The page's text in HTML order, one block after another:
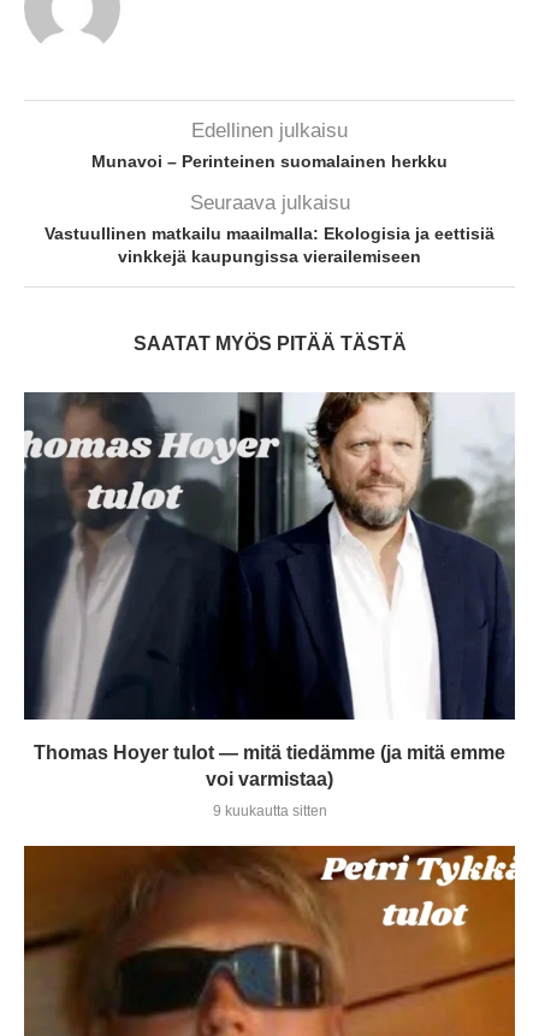
Edellinen julkaisu
Munavoi – Perinteinen suomalainen herkku
Seuraava julkaisu
Vastuullinen matkailu maailmalla: Ekologisia ja eettisiä
vinkkejä kaupungissa vierailemiseen
SAATAT MYÖS PITÄÄ TÄSTÄ
Thomas Hoyer tulot — mitä tiedämme (ja mitä emme
voi varmistaa)
9 kuukautta sitten